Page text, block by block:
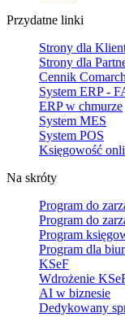
Przydatne linki
Strony dla
Strony dla
Cennik
System ERP -
ERP w chmurze
System MES
System POS
Księgowość
Na skróty
Program do
Program do
Program
Program dla
KSeF
Wdrożenie
AI w biznesie
Dedykowany